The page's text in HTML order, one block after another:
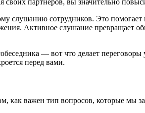
слушанию сотрудников. Это
Активное слушание превращает
— вот что делает
перед вами.
важен тип вопросов, которые мы